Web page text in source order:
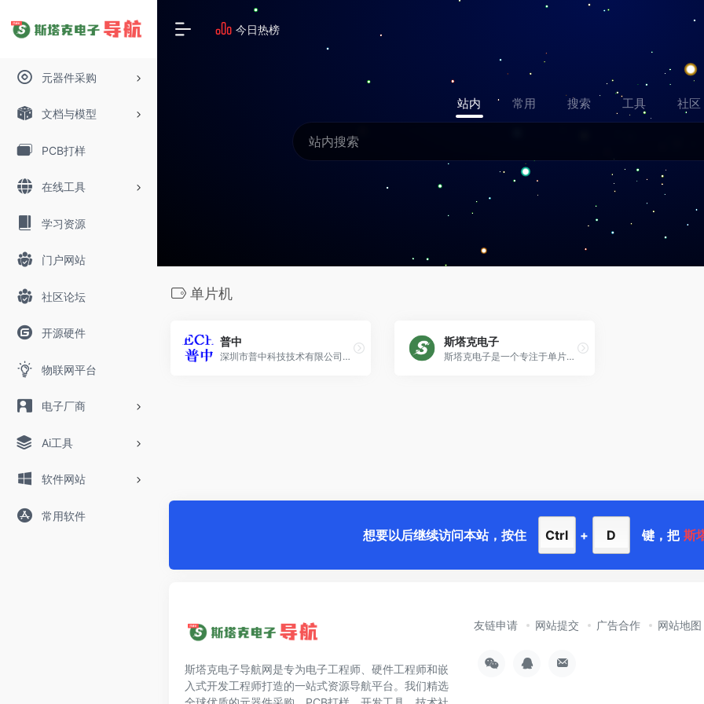
元器件采购
文档与模型
PCB打样
在线工具
学习资源
门户网站
社区论坛
开源硬件
物联网平台
电子厂商
Ai工具
软件网站
常用软件
今日热榜
站内 常用 搜索 工具 社区
单片机
普中
深圳市普中科技技术有限公司致力于研究开发出最先进的工业自动化的控制技术，用创新的设计理念和强大的研发生产能力，成功地推出PLC可编程控制器，HMI触摸屏人机界面、文本人机界面、步进驱动器、伺服驱动器、注塑机专用控制电脑等各种高科技产品
斯塔克电子
斯塔克电子是一个专注于单片机电路设计的平台，主要提供 51 单片机与 STM32 单片机等的实物与仿真设计，并包含丰富的视频演示与案例讲解教程，是初学者和电子工程师必备的技术站点。
想要以后继续访问本站，按住 Ctrl + D 键，把 斯
斯塔克电子导航网是专为电子工程师、硬件工程师和嵌
入式开发工程师打造的一站式资源导航平台。我们精选
友链申请 网站提交 广告合作 网站地图